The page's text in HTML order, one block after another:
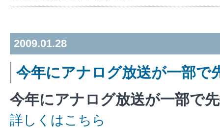
2009.01.28
今年にアナログ放送が一部で
今年にアナログ放送が一部で
詳しくはこちら